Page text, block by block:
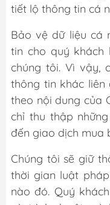
tiết lộ thông tin cá
Bảo vệ dữ liệu cá
tin cho quý
chúng tôi. Vì vậy,
thông tin khác liên
theo nội dung của
chỉ thu thập
đến giao dịch mua
Chúng tôi sẽ giữ
thời gian luật
nào đó. Quý